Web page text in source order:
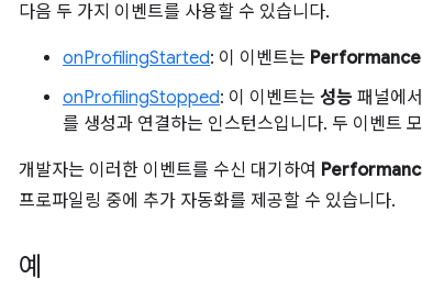
다음 두 가지 이벤트를 사용할 수 있습니다.
onProfilingStarted: 이 이벤트는 Performance
onProfilingStopped: 이 이벤트는 성능 패널에
를 생성과 연결하는 인스턴스입니다. 두 이벤트
개발자는 이러한 이벤트를 수신 대기하여
프로파일링 중에 추가 자동화를 제공할 수 있습니다.
예